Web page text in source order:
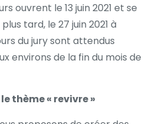
ouvrent le 13 juin 2021 et se
tard, le 27 juin 2021 à
du jury sont attendus
environs de la fin du mois de
thème « revivre »